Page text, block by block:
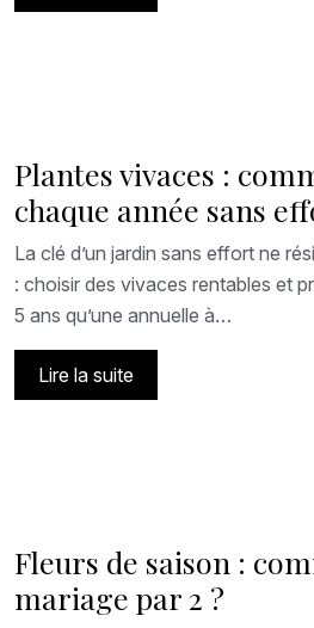
Plantes vivaces :
chaque année sans
La clé d’un jardin sans effort ne
: choisir des vivaces rentables et
5 ans qu’une annuelle à…
Lire la suite
Fleurs de saison :
mariage par 2 ?